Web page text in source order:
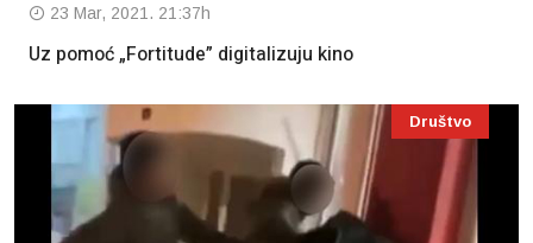
23 Mar, 2021. 21:37h
Uz pomoć „Fortitude” digitalizuju kino
Društvo